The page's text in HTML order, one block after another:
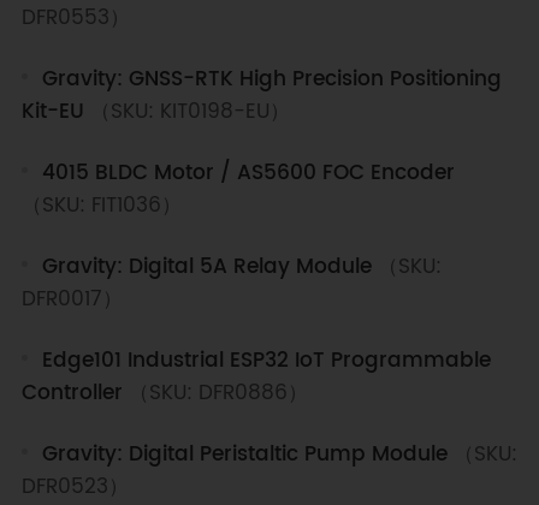
DFR0553）
Gravity: GNSS-RTK High Precision Positioning
Kit-EU
（SKU: KIT0198-EU）
4015 BLDC Motor / AS5600 FOC Encoder
（SKU: FIT1036）
Gravity: Digital 5A Relay Module （SKU:
DFR0017）
Edge101 Industrial ESP32 IoT Programmable
Controller
（SKU: DFR0886）
Gravity: Digital Peristaltic Pump Module （SKU:
DFR0523）